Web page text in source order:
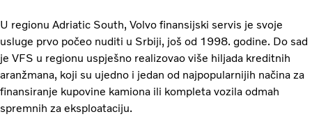
U regionu Adriatic South, Volvo finansijski servis je svoje
usluge prvo počeo nuditi u Srbiji, još od 1998. godine. Do sad
je VFS u regionu uspješno realizovao više hiljada kreditnih
aranžmana, koji su ujedno i jedan od najpopularnijih načina za
finansiranje kupovine kamiona ili kompleta vozila odmah
spremnih za eksploataciju.